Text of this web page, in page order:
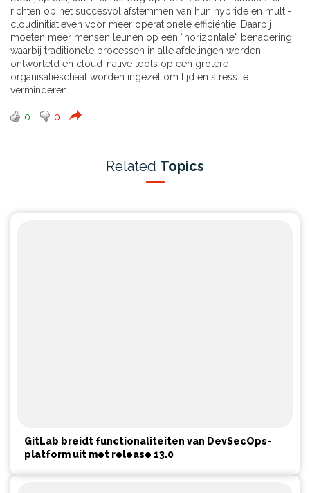
richten op het succesvol afstemmen van hun hybride en multi-
cloudinitiatieven voor meer operationele efficiëntie. Daarbij
moeten meer mensen leunen op een “horizontale” benadering,
waarbij traditionele processen in alle afdelingen worden
ontworteld en cloud-native tools op een grotere
organisatieschaal worden ingezet om tijd en stress te
verminderen.
0 0
Related Topics
GitLab breidt functionaliteiten van DevSecOps-
platform uit met release 13.0